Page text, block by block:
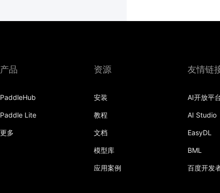
产品
PaddleHub
Paddle Lite
更多
资源
安装
教程
文档
模型库
应用案例
友情链
AI开放平
AI Studio
EasyDL
BML
百度开发